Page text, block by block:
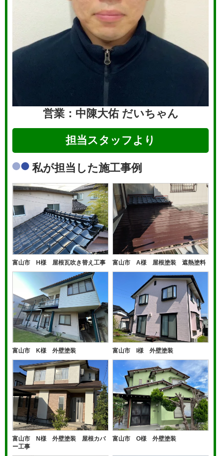
営業：中陳大佑 だいちゃん
担当スタッフより
私が担当した施工事例
富山市 H様 屋根瓦吹き替え工事 富山市 A様 屋根塗装 遮熱塗料
富山市 K様 外壁塗装 富山市 I様 外壁塗装
富山市 N様 外壁塗装 屋根カバ
ー工事
富山市 O様 外壁塗装